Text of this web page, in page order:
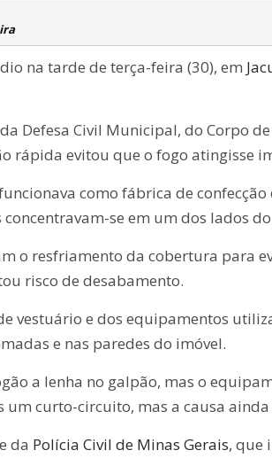
na tarde de terça-feira (30), em
Defesa Civil Municipal, do Corpo
rápida evitou que o fogo atingisse
como fábrica de
se em um dos lados
o resfriamento da cobertura para
risco de desabamento.
vestuário e dos equipamentos
e nas paredes do imóvel.
a lenha no galpão, mas o
um curto-circuito, mas a causa
da Polícia Civil de Minas Gerais, que